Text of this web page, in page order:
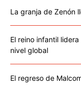
La granja de Zenón
El reino infantil
nivel global
El regreso de